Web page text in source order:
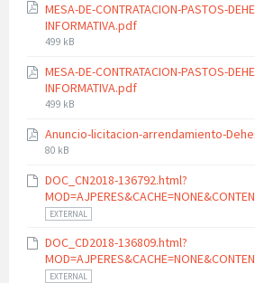
MESA-DE-CONTRATACION-PASTOS-
INFORMATIVA.pdf
File
499 kB
MESA-DE-CONTRATACION-PASTOS-
INFORMATIVA.pdf
File
499 kB
Anuncio-licitacion-arrendamiento-
File
80 kB
DOC_CN2018-136792.html?
EXTERNAL
DOC_CD2018-136809.html?
EXTERNAL